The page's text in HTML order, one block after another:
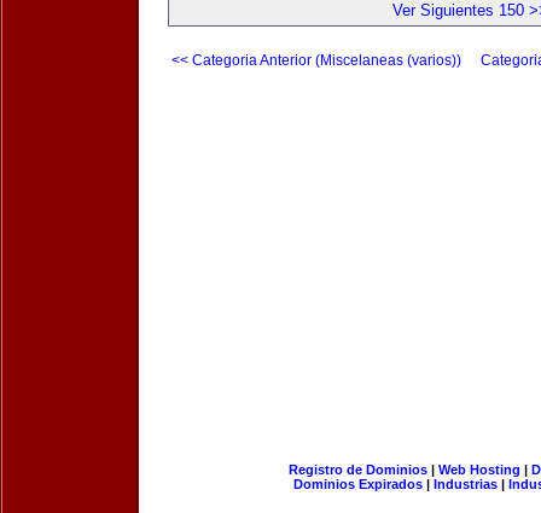
Ver Siguientes 150
<< Categoria Anterior (Miscelaneas (varios))
Registro de Dominios| Web Hosting |
Dominios Expirados | Industrias |